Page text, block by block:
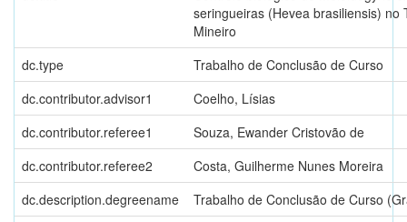
seringueiras (Hevea brasiliensis) no
Mineiro
dc.type
Trabalho de Conclusão de Curso
dc.contributor.advisor1
Coelho, Lísias
dc.contributor.referee1
Souza, Ewander Cristovão de
dc.contributor.referee2
Costa, Guilherme Nunes Moreira
dc.description.degreename
Trabalho de Conclusão de Curso